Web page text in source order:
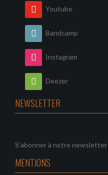
Youtube
Bandcamp
Instagram
Deezer
NEWSLETTER
S’abonner à notre newsletter
MENTIONS